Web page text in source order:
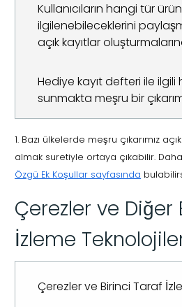
Kullanıcıların hangi tür
ilgilenebileceklerini
açık kayıtlar
Hediye kayıt defteri ile ilgili
sunmakta meşru bir
1. Bazı ülkelerde meşru çıkarımız
almak suretiyle ortaya çıkabilir.
Özgü Ek Koşullar sayfasında
Çerezler ve Diğer
İzleme
Çerezler ve Birinci Taraf